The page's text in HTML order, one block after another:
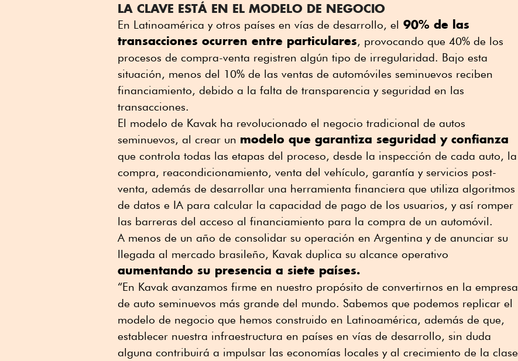
LA CLAVE ESTÁ EN EL MODELO DE NEGOCIO
En Latinoamérica y otros países en vías de desarrollo, el 90% de las
transacciones ocurren entre particulares, provocando que 40% de los
procesos de compra-venta registren algún tipo de irregularidad. Bajo esta
situación, menos del 10% de las ventas de automóviles seminuevos reciben
financiamiento, debido a la falta de transparencia y seguridad en las
transacciones.
El modelo de Kavak ha revolucionado el negocio tradicional de autos
seminuevos, al crear un modelo que garantiza seguridad y confianza
que controla todas las etapas del proceso, desde la inspección de cada auto, la
compra, reacondicionamiento, venta del vehículo, garantía y servicios post-
venta, además de desarrollar una herramienta financiera que utiliza algoritmos
de datos e IA para calcular la capacidad de pago de los usuarios, y así romper
las barreras del acceso al financiamiento para la compra de un automóvil.
A menos de un año de consolidar su operación en Argentina y de anunciar su
llegada al mercado brasileño, Kavak duplica su alcance operativo
aumentando su presencia a siete países.
“En Kavak avanzamos firme en nuestro propósito de convertirnos en la empresa
de auto seminuevos más grande del mundo. Sabemos que podemos replicar el
modelo de negocio que hemos construido en Latinoamérica, además de que,
establecer nuestra infraestructura en países en vías de desarrollo, sin duda
alguna contribuirá a impulsar las economías locales y al crecimiento de la clase